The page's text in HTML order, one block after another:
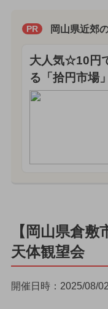
PR 岡山県近郊
大人気☆10円
る「拾円市場
【岡山県倉
天体観望会
開催日時：2025/08/